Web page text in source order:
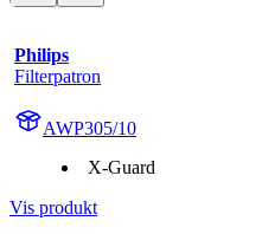
Philips
Filterpatron
AWP305/10
X-Guard
Vis produkt